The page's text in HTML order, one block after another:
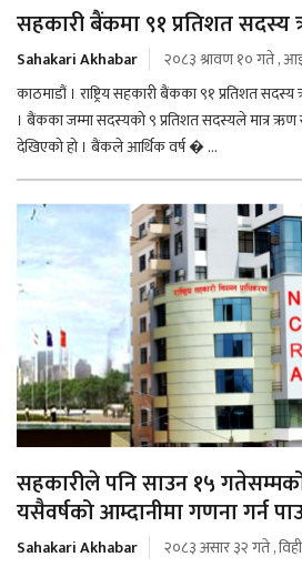
सहकारी बैंकमा ९१ प्रतिशत
Sahakari Akhabar
२०८३ श्रावण १० गते ,
काठमाडौं । राष्ट्रिय सहकारी बैंकका ९१ प्रतिशत
। बैंकका जम्मा सदस्यको ९ प्रतिशत सदस्यले मात्र ऋण
देखिएको हो । बैंकले आर्थिक वर्ष � ...
सहकारीले पनि साउन १५
यसैवर्षको आम्दानीमा गणना गर्न
Sahakari Akhabar
२०८३ असार ३२ गते ,